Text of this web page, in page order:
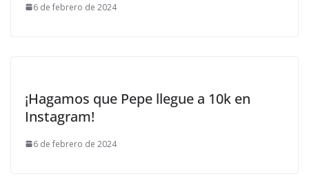
6 de febrero de 2024
¡Hagamos que Pepe llegue a 10k en
Instagram!
6 de febrero de 2024